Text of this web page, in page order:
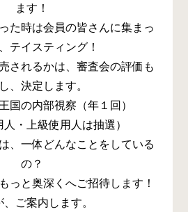
ます！
た時は会員の皆さんに集まっ
テイスティング！
されるかは、審査会の評価も
、決定します。
国の内部視察（年１回）
人・上級使用人は抽選）
、一体どんなことをしている
の？
っと奥深くへご招待します！
、ご案内します。